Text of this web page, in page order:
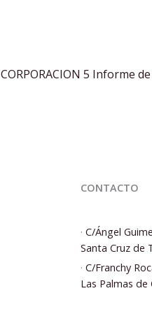
CORPORACION 5 Informe
CONTACTO
· C/Ángel
Santa Cruz de
· C/Franchy
Las Palmas de